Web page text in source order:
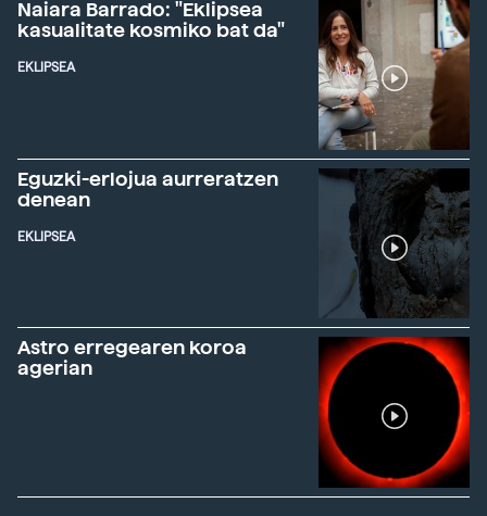
Naiara Barrado: "Eklipsea
kasualitate kosmiko bat da"
EKLIPSEA
Eguzki-erlojua aurreratzen
denean
EKLIPSEA
Astro erregearen koroa
agerian